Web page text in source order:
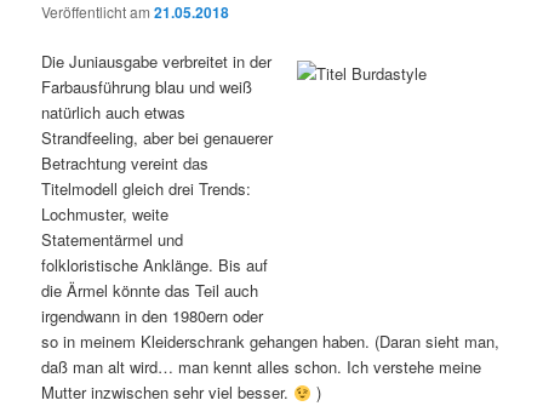
Veröffentlicht am21.05.2018
Die Juniausgabe verbreitet in der
Farbausführung blau und weiß
natürlich auch etwas
Strandfeeling, aber bei genauerer
Betrachtung vereint das
Titelmodell gleich drei Trends:
Lochmuster, weite
Statementärmel und
folkloristische Anklänge. Bis auf
die Ärmel könnte das Teil auch
irgendwann in den 1980ern oder
so in meinem Kleiderschrank gehangen haben. (Daran sieht man,
daß man alt wird… man kennt alles schon. Ich verstehe meine
Mutter inzwischen sehr viel besser.
)